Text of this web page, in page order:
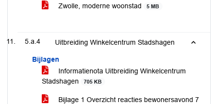
Zwolle, moderne woonstad 5 MB
5.a.4 Uitbreiding Winkelcentrum Stadshagen
Bijlagen
Informatienota Uitbreiding Winkelcentrum
Stadshagen
705 KB
Bijlage 1 Overzicht reacties bewonersavond 7